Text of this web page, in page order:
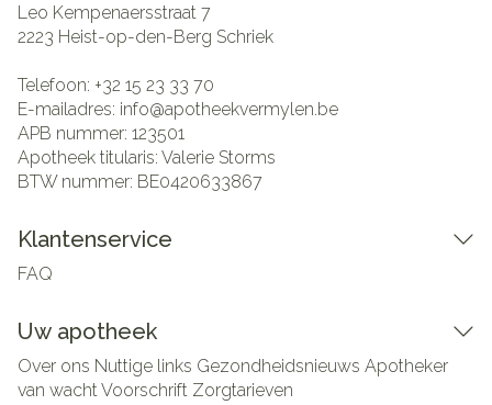
Leo Kempenaersstraat 7
2223 Heist-op-den-Berg Schriek
Telefoon: +32 15 23 33 70
E-mailadres: info@apotheekvermylen.be
APB nummer: 123501
Apotheek titularis: Valerie Storms
BTW nummer: BE0420633867
Klantenservice
FAQ
Uw apotheek
Over ons Nuttige links Gezondheidsnieuws Apotheker
van wachtVoorschrift Zorgtarieven